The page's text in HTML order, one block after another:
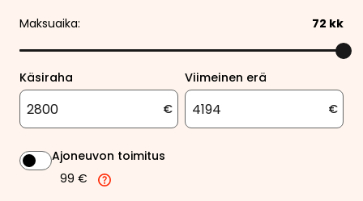
Maksuaika: 72 kk
Käsiraha
€
Viimeinen erä
€
Ajoneuvon toimitus
99 €